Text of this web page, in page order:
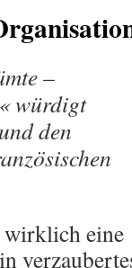
–
würdigt
den
wirklich eine